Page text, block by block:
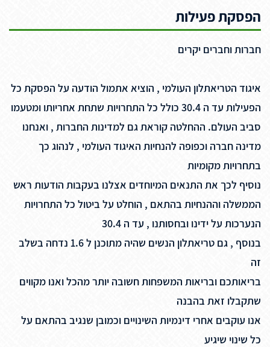
הפסקת פעילות
חברות וחברים יקרים
איגוד הטריאתלון העולמי , הוציא אתמול הודעה על הפסקת כל
הפעילות עד ה 30.4 כולל כל התחרויות שתחת אחריותו ומטעמו
סביב העולם. ההחלטה קוראת גם למדינות החברות , ואנחנו
מדינה חברה וכפופה להנחיות האיגוד העולמי , לנהוג כך
בתחרויות מקומיות
נוסיף לכך את התנאים המיוחדים אצלנו בעקבות הודעות ראש
הממשלה וההנחיות בהתאם , הוחלט על ביטול כל התחרויות
הנערכות על ידינו ובחסותנו , עד ה 30.4
בנוסף , גם טריאתלון הנשים שהיה מתוכנן ל 1.6 נדחה בשלב
זה
בריאותכם ובריאות המשפחות חשובה יותר מהכל ואנו מקווים
שתקבלו זאת בהבנה
אנו עוקבים אחרי דינמיות השינויים וכמובן שנגיב בהתאם על
כל שינוי שיגיע